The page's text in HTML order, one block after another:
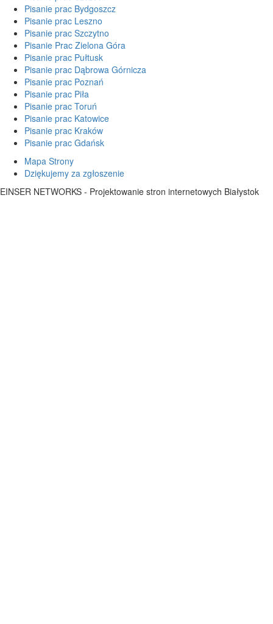
Pisanie prac Bydgoszcz
Pisanie prac Leszno
Pisanie prac Szczytno
Pisanie Prac Zielona Góra
Pisanie prac Pułtusk
Pisanie prac Dąbrowa Górnicza
Pisanie prac Poznań
Pisanie prac Piła
Pisanie prac Toruń
Pisanie prac Katowice
Pisanie prac Kraków
Pisanie prac Gdańsk
Mapa Strony
Dziękujemy za zgłoszenie
EINSER NETWORKS - Projektowanie stron internetowych Białystok